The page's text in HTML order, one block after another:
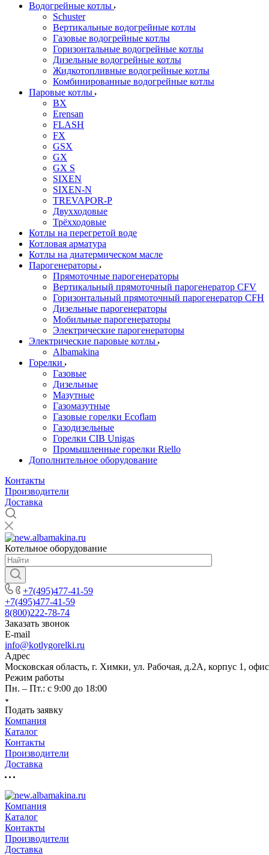
Водогрейные котлы
Schuster
Вертикальные водогрейные котлы
Газовые водогрейные котлы
Горизонтальные водогрейные котлы
Дизельные водогрейные котлы
Жидкотопливные водогрейные котлы
Комбинированные водогрейные котлы
Паровые котлы
BX
Erensan
FLASH
FX
GSX
GX
GX S
SIXEN
SIXEN-N
TREVAPOR-P
Двухходовые
Трёхходовые
Котлы на перегретой воде
Котловая арматура
Котлы на диатермическом масле
Парогенераторы
Прямоточные парогенераторы
Вертикальный прямоточный парогенератор CFV
Горизонтальный прямоточный парогенератор CFH
Дизельные парогенераторы
Мобильные парогенераторы
Электрические парогенераторы
Электрические паровые котлы
Albamakina
Горелки
Газовые
Дизельные
Мазутные
Газомазутные
Газовые горелки Ecoflam
Газодизельные
Горелки CIB Unigas
Промышленные горелки Riello
Дополнительное оборудование
Контакты
Производители
Доставка
Котельное оборудование
+7(495)477-41-59
+7(495)477-41-59
8(800)222-78-74
Заказать звонок
E-mail
info@kotlygorelki.ru
Адрес
Московская область, г. Химки, ул. Рабочая, д.2А, корпус 1,
Режим работы
Пн. – Пт.: с 9:00 до 18:00
Подать заявку
Компания
Каталог
Контакты
Производители
Доставка
Компания
Каталог
Контакты
Производители
Доставка